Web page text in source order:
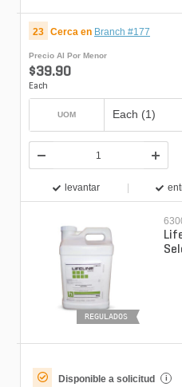
23 Cerca en Branch #177
Precio Al Por Menor
$39.90
Each
UOM Each (1)
levantar
REGULADOS
Disponible a solicitud i